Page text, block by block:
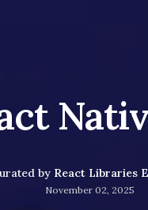
by React Libraries
November 02, 2025